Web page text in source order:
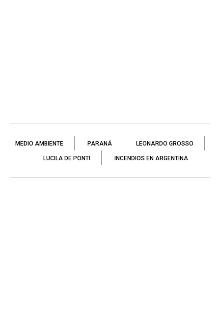
MEDIO AMBIENTE PARANÁ LEONARDO GROSSO
LUCILA DE PONTI INCENDIOS EN ARGENTINA